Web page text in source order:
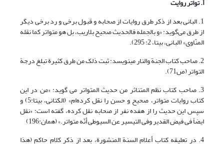
أ.تواتر روایت
1. البانی بعد از ذکر طرق روایات از صحابه و قبول برخی و رد برخی دیگر
از طرق می‌گوید: «و بالجمله فالحدیث صحیح بلاریب، بل هو متواتر کما نقله
المنّاوی» (البانی، بی‏تا، 2: 295).
2. صاحب کتاب الجنة والنار می‏نویسد: ثبت ذلک من طرق کثیرة تبلغ درجة
التواتر (ص71).
3. صاحب کتاب نظم المتناثر من حدیث المتواتر می گوید: «من در این
کتاب روایات متواتر، صحیح و حسن را نقل کرده‌ام» (الکتانی، بی‏تا:5) و
سپس این حدیث را از هفده نفر از صحابه نقل کرده، گفته است: «نقل
ایضاً فی فیض القدیر وفی التیسیر عن السیوطی أنّه متواتر.» (همان:196)
4. در تعلیقه کتاب أعلام السنة المنشورة، بعد از ذکر کلام حاکم (هذا